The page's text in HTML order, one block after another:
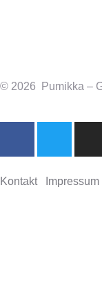
© 2026 Pumikka –
Kontakt Impressum